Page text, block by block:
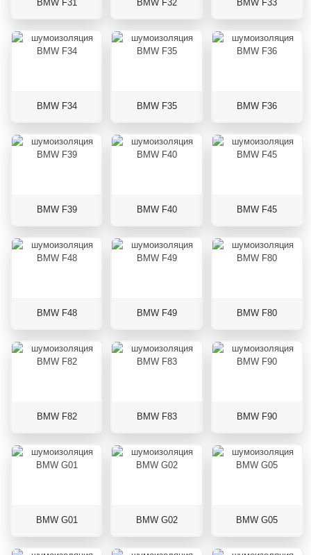
BMW F31 BMW F32 BMW F33
BMW F34 BMW F35 BMW F36
BMW F39 BMW F40 BMW F45
BMW F48 BMW F49 BMW F80
BMW F82 BMW F83 BMW F90
BMW G01 BMW G02 BMW G05